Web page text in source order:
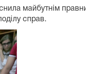
майбутнім
справ.